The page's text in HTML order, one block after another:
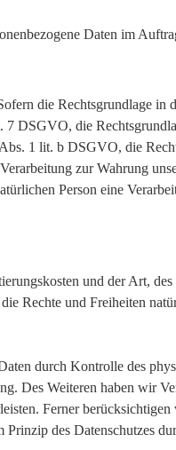
Daten im
die Rechtsgrundlage in
DSGVO, die
1 lit. b DSGVO, die
zur Wahrung
Person eine
und der Art,
Rechte und Freiheiten
durch Kontrolle des
Des Weiteren haben wir
Ferner berücksichtigen
des Datenschutzes